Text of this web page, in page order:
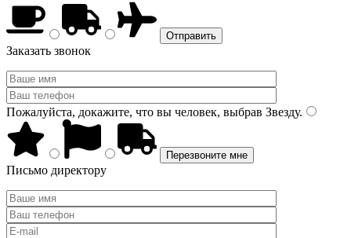
Заказать звонок
Пожалуйста, докажите, что вы человек, выбрав Звезду.
Письмо директору